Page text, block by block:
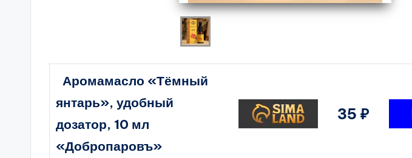
Аромамасло «Тёмный
янтарь», удобный
дозатор, 10 мл
«Добропаровъ»
35 ₽